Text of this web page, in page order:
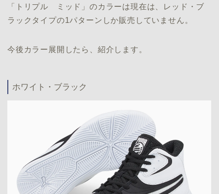
「トリプル ミッド」のカラーは現在は、レッド・ブ
ラックタイプの1パターンしか販売していません。
今後カラー展開したら、紹介します。
ホワイト・ブラック